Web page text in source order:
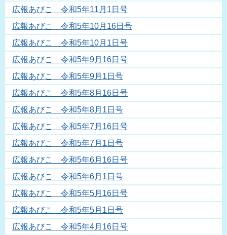
広報あびこ 令和5年11月1日号
広報あびこ 令和5年10月16日号
広報あびこ 令和5年10月1日号
広報あびこ 令和5年9月16日号
広報あびこ 令和5年9月1日号
広報あびこ 令和5年8月16日号
広報あびこ 令和5年8月1日号
広報あびこ 令和5年7月16日号
広報あびこ 令和5年7月1日号
広報あびこ 令和5年6月16日号
広報あびこ 令和5年6月1日号
広報あびこ 令和5年5月16日号
広報あびこ 令和5年5月1日号
広報あびこ 令和5年4月16日号